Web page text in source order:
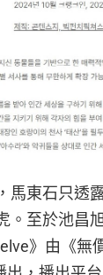
馬東石只透
。至於池昌
》由《無